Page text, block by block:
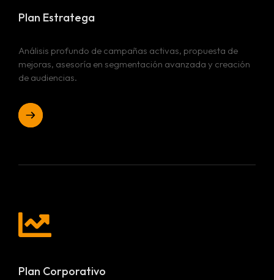
Plan Estratega
Análisis profundo de campañas activas, propuesta de
mejoras, asesoría en segmentación avanzada y creación
de audiencias.
Plan Corporativo